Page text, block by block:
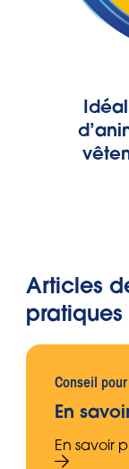
Articles
pratiques
Conseil
En
En savoir